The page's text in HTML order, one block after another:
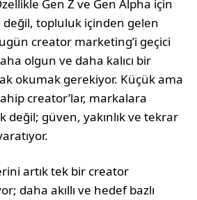
Gen Z ve Gen Alpha için
değil, topluluk içinden gelen
creator marketing’i geçici
olgun ve daha kalıcı bir
okumak gerekiyor. Küçük ama
creator’lar, markalara
değil; güven, yakınlık ve tekrar
artık tek bir creator
daha akıllı ve hedef bazlı